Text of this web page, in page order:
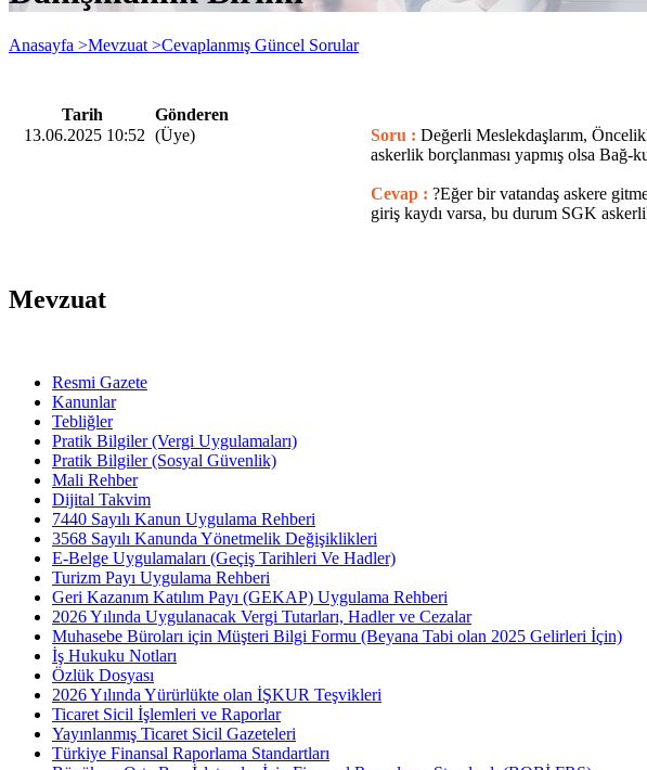
Anasayfa >Mevzuat >Cevaplanmış Güncel Sorular
Tarih
Gönderen
13.06.2025 10:52 (Üye) Soru : Değerli Meslekdaşlarım,
askerlik borçlanması yapmış olsa Bağ-
Cevap : ?Eğer bir vatandaş askere
giriş kaydı varsa, bu durum SGK
Mevzuat
Resmi Gazete
Kanunlar
Tebliğler
Pratik Bilgiler (Vergi Uygulamaları)
Pratik Bilgiler (Sosyal Güvenlik)
Mali Rehber
Dijital Takvim
7440 Sayılı Kanun Uygulama Rehberi
3568 Sayılı Kanunda Yönetmelik Değişiklikleri
E-Belge Uygulamaları (Geçiş Tarihleri Ve Hadler)
Turizm Payı Uygulama Rehberi
Geri Kazanım Katılım Payı (GEKAP) Uygulama Rehberi
2026 Yılında Uygulanacak Vergi Tutarları, Hadler ve Cezalar
Muhasebe Büroları için Müşteri Bilgi Formu (Beyana Tabi olan 2025 Gelirleri İçin)
İş Hukuku Notları
Özlük Dosyası
2026 Yılında Yürürlükte olan İŞKUR Teşvikleri
Ticaret Sicil İşlemleri ve Raporlar
Yayınlanmış Ticaret Sicil Gazeteleri
Türkiye Finansal Raporlama Standartları